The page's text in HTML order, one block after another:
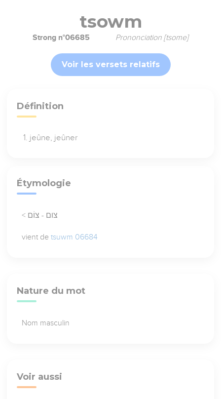
tsowm
Strong n°06685 Prononciation [tsome]
Voir les versets relatifs
Définition
jeûne, jeûner
Étymologie
< צום - צוֹם
vient detsuwm 06684
Nature du mot
Nom masculin
Voir aussi